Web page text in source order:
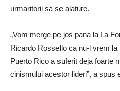
urmaritorii sa se alature.
„Vom merge pe jos pana la La
Ricardo Rossello ca nu-l vrem
Puerto Rico a suferit deja foarte
cinismului acestor lideri”, a spus